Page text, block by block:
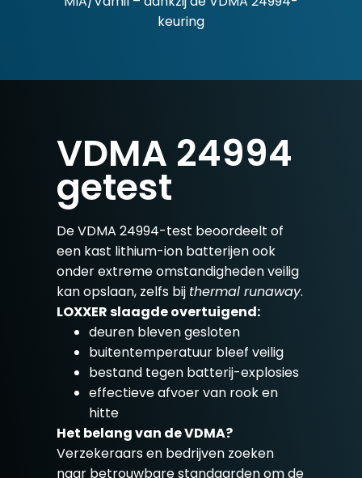
keuring
VDMA 24994
getest
De VDMA 24994-test beoordeelt of
een kast lithium-ion batterijen ook
onder extreme omstandigheden veilig
kan opslaan, zelfs bij thermal runaway.
LOXXER slaagde overtuigend:
deuren bleven gesloten
buitentemperatuur bleef veilig
bestand tegen batterij-explosies
effectieve afvoer van rook en
hitte
Het belang van de VDMA?
Verzekeraars en bedrijven zoeken
naar betrouwbare standaarden om de